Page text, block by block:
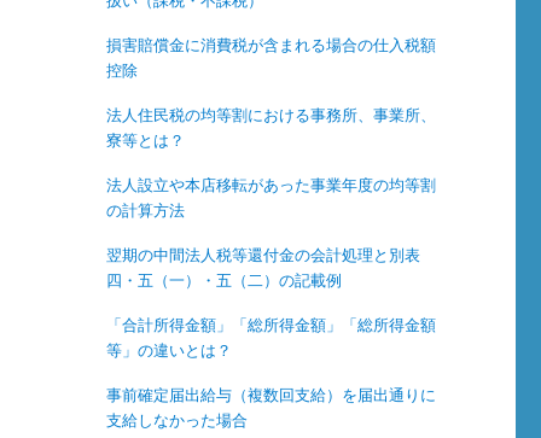
損害賠償金に消費税が含まれる場合の仕入税額
控除
法人住民税の均等割における事務所、事業所、
寮等とは？
法人設立や本店移転があった事業年度の均等割
の計算方法
翌期の中間法人税等還付金の会計処理と別表
四・五（一）・五（二）の記載例
「合計所得金額」「総所得金額」「総所得金額
等」の違いとは？
事前確定届出給与（複数回支給）を届出通りに
支給しなかった場合